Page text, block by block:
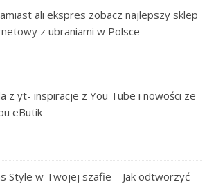
ali ekspres zobacz najlepszy sklep
z ubraniami w Polsce
z yt- inspiracje z You Tube i nowości ze
eButik
Style w Twojej szafie – Jak odtworzyć